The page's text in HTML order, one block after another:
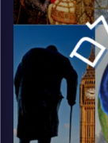
אור בין